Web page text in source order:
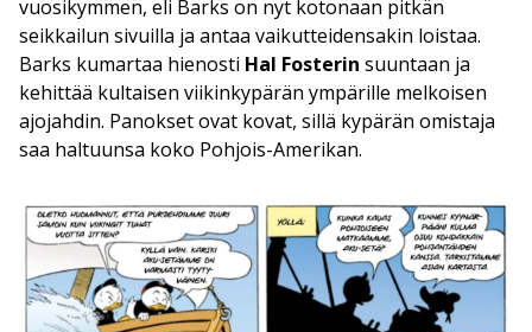
vuosikymmen, eli Barks on nyt kotonaan pitkän
seikkailun sivuilla ja antaa vaikutteidensakin loistaa.
Barks kumartaa hienosti Hal Fosterin suuntaan ja
kehittää kultaisen viikinkypärän ympärille melkoisen
ajojahdin. Panokset ovat kovat, sillä kypärän omistaja
saa haltuunsa koko Pohjois-Amerikan.